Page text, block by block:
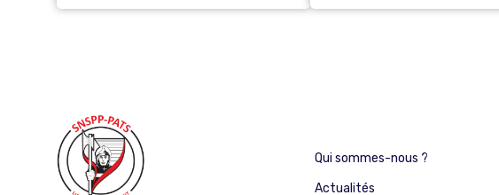
Qui sommes-nous ?
Actualités